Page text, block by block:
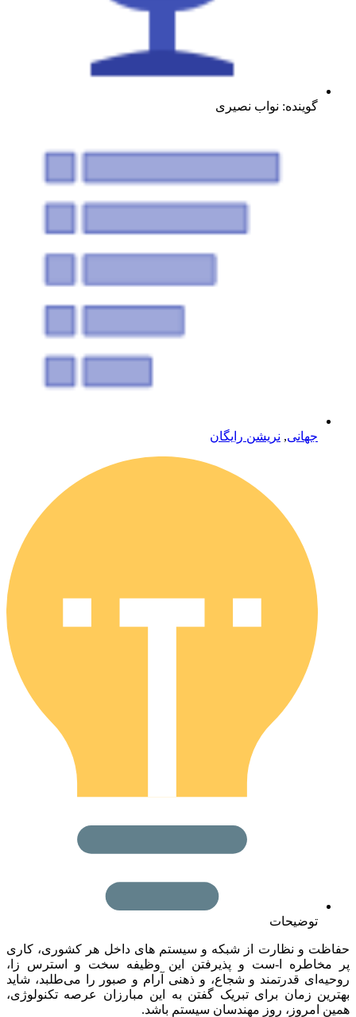
گوینده: نواب نصیری
جهانی,نریشن رایگان
توضیحات
و نظارت از شبکه و سیستم های داخل هر کشوری، کاری
ا-ست و پذیرفتن این وظیفه سخت و استرس زا،
قدرتمند و شجاع، و ذهنی آرام و صبور را می‌طلبد، شاید
زمان برای تبریک گفتن به این مبارزان عرصه تکنولوژی،
امروز، روز مهندسان سیستم باشد.